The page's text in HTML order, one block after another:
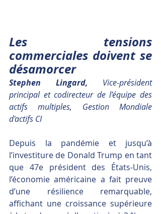
Les tensions
commerciales doivent se
désamorcer
Stephen Lingard, Vice-président
principal et codirecteur de l’équipe des
actifs multiples, Gestion Mondiale
d'actifs CI
Depuis la pandémie et jusqu’à
l’investiture de Donald Trump en tant
que 47e président des États-Unis,
l’économie américaine a fait preuve
d’une résilience remarquable,
affichant une croissance supérieure